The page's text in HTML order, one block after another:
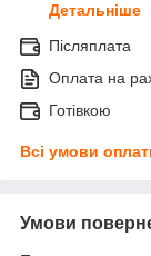
Детальніше
Післяплата
Оплата на
Готівкою
Всі умови
Умови